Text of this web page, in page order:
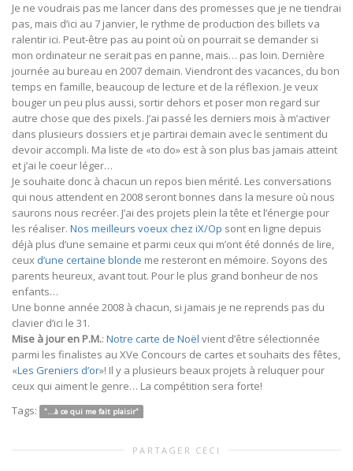
Je ne voudrais pas me lancer dans des promesses que je ne tiendrai
pas, mais d’ici au 7 janvier, le rythme de production des billets va
ralentir ici. Peut-être pas au point où on pourrait se demander si
mon ordinateur ne serait pas en panne, mais… pas loin. Dernière
journée au bureau en 2007 demain. Viendront des vacances, du bon
temps en famille, beaucoup de lecture et de la réflexion. Je veux
bouger un peu plus aussi, sortir dehors et poser mon regard sur
autre chose que des pixels. J’ai passé les derniers mois à m’activer
dans plusieurs dossiers et je partirai demain avec le sentiment du
devoir accompli. Ma liste de «to do» est à son plus bas jamais atteint
et j’ai le coeur léger…
Je souhaite donc à chacun un repos bien mérité. Les conversations
qui nous attendent en 2008 seront bonnes dans la mesure où nous
saurons nous recréer. J’ai des projets plein la tête et l’énergie pour
les réaliser. Nos meilleurs voeux chez iX/Op sont en ligne depuis
déjà plus d’une semaine et parmi ceux qui m’ont été donnés de lire,
ceux d’une certaine blonde me resteront en mémoire. Soyons des
parents heureux, avant tout. Pour le plus grand bonheur de nos
enfants…
Une bonne année 2008 à chacun, si jamais je ne reprends pas du
clavier d’ici le 31.
Mise à jour en P.M.: Notre carte de Noël vient d’être sélectionnée
parmi les finalistes au XVe Concours de cartes et souhaits des fêtes,
«Les Greniers d’or»! Il y a plusieurs beaux projets à reluquer pour
ceux qui aiment le genre… La compétition sera forte!
Tags:
"...à ce qui me fait plaisir"
PARTAGER CECI